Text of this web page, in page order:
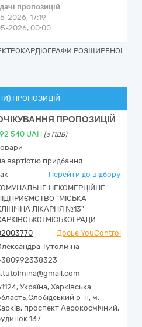
пропозицій
2026, 17:19
2026, 00:00
РОЗШИРЕНОЇ
ПРОПОЗИЦІЙ
ПРОПОЗИЦІЙ
540 UAH (з ПДВ)
вартістю придбання
Перейти до відбору
НЕКОМЕРЦІЙНЕ
"МІСЬКА
ЛІКАРНЯ №13"
МІСЬКОЇ РАДИ
Досьє YouControl
Тутолміна
Україна, Харківська
Слобідський р-н, м.
проспект Аерокосмічний,
137